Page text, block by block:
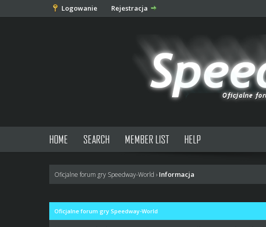
Logowanie Rejestracja
HOME SEARCH MEMBER LIST HELP
Oficjalne forum gry Speedway-World › Informacja
Oficjalne forum gry Speedway-World